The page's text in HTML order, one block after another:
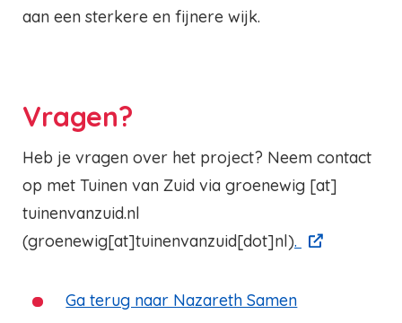
aan een sterkere en fijnere wijk.
Vragen?
Heb je vragen over het project? Neem contact
op met Tuinen van Zuid via groenewig [at]
tuinenvanzuid.nl
(groenewig[at]tuinenvanzuid[dot]nl).
Ga terug naar Nazareth Samen